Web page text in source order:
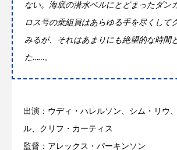
ない。海底の潜水ベルにとどまったダン
ロス号の乗組員はあらゆる手を尽くして
みるが、それはあまりにも絶望的な時間
た……。
出演：ウディ・ハレルソン、シム・リウ
ル、クリフ・カーティス
監督：アレックス・パーキンソン